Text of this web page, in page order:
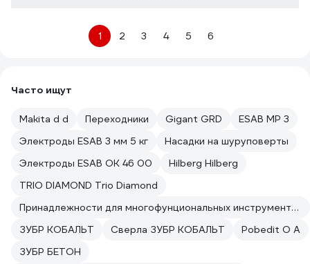
1 2 3 4 5 6
Часто ищут
Makita d d Переходники Gigant GRD
ESAB МР 3
Электроды ESAB 3 мм 5 кг
Насадки на шуруповерты
Электроды ESAB OK 46 00
Hilberg Hilberg
TRIO DIAMOND Trio Diamond
Принадлежности для многофунциональных инструментов
ЗУБР КОБАЛЬТ
Сверла ЗУБР КОБАЛЬТ
Pobedit О А
ЗУБР БЕТОН